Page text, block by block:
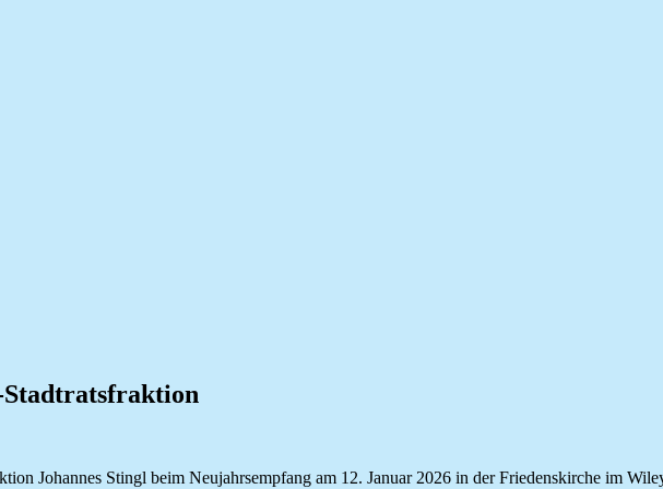
Stadtratsfraktion
Johannes Stingl beim Neujahrsempfang am 12. Januar 2026 in der Friedenskirche im